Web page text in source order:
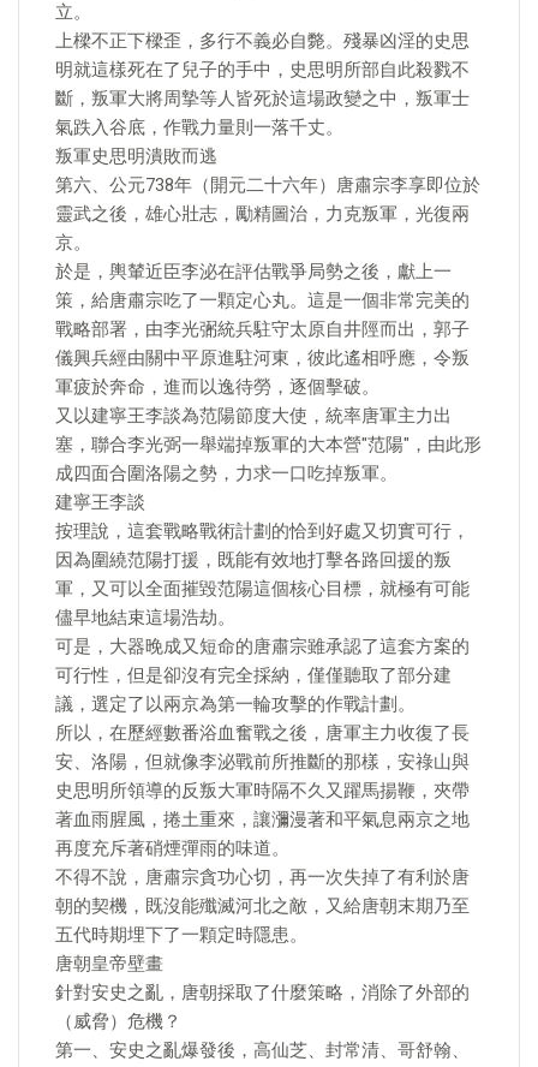
立。
上樑不正下樑歪，多行不義必自斃。殘暴凶淫的史思
明就這樣死在了兒子的手中，史思明所部自此殺戮不
斷，叛軍大將周摯等人皆死於這場政變之中，叛軍士
氣跌入谷底，作戰力量則一落千丈。
叛軍史思明潰敗而逃
第六、公元738年（開元二十六年）唐肅宗李享即位於
靈武之後，雄心壯志，勵精圖治，力克叛軍，光復兩
京。
於是，輿輦近臣李泌在評估戰爭局勢之後，獻上一
策，給唐肅宗吃了一顆定心丸。這是一個非常完美的
戰略部署，由李光弻統兵駐守太原自井陘而出，郭子
儀興兵經由關中平原進駐河東，彼此遙相呼應，令叛
軍疲於奔命，進而以逸待勞，逐個擊破。
又以建寧王李談為范陽節度大使，統率唐軍主力出
塞，聯合李光弼一舉端掉叛軍的大本營"范陽"，由此形
成四面合圍洛陽之勢，力求一口吃掉叛軍。
建寧王李談
按理說，這套戰略戰術計劃的恰到好處又切實可行，
因為圍繞范陽打援，既能有效地打擊各路回援的叛
軍，又可以全面摧毀范陽這個核心目標，就極有可能
儘早地結束這場浩劫。
可是，大器晚成又短命的唐肅宗雖承認了這套方案的
可行性，但是卻沒有完全採納，僅僅聽取了部分建
議，選定了以兩京為第一輪攻擊的作戰計劃。
所以，在歷經數番浴血奮戰之後，唐軍主力收復了長
安、洛陽，但就像李泌戰前所推斷的那樣，安祿山與
史思明所領導的反叛大軍時隔不久又躍馬揚鞭，夾帶
著血雨腥風，捲土重來，讓瀰漫著和平氣息兩京之地
再度充斥著硝煙彈雨的味道。
不得不說，唐肅宗貪功心切，再一次失掉了有利於唐
朝的契機，既沒能殲滅河北之敵，又給唐朝末期乃至
五代時期埋下了一顆定時隱患。
唐朝皇帝壁畫
針對安史之亂，唐朝採取了什麼策略，消除了外部的
（威脅）危機？
第一、安史之亂爆發後，高仙芝、封常清、哥舒翰、